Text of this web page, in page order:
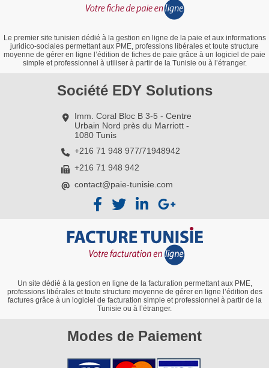
Le premier site tunisien dédié à la gestion en ligne de la paie et aux informations
juridico-sociales permettant aux PME, professions libérales et toute structure
moyenne de gérer en ligne l’édition de fiches de paie grâce à un logiciel de paie
simple et professionnel à utiliser à partir de la Tunisie ou à l’étranger.
Société EDY Solutions
Imm. Coral Bloc B 3-5 - Centre
Urbain Nord près du Marriott -
1080 Tunis
+216 71 948 977/71948942
+216 71 948 942
contact@paie-tunisie.com
Modes de Paiement
Un site dédié à la gestion en ligne de la facturation permettant aux PME,
professions libérales et toute structure moyenne de gérer en ligne l’édition des
factures grâce à un logiciel de facturation simple et professionnel à partir de la
Tunisie ou à l’étranger.